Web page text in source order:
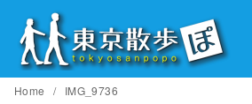
ンHome IMG_9736